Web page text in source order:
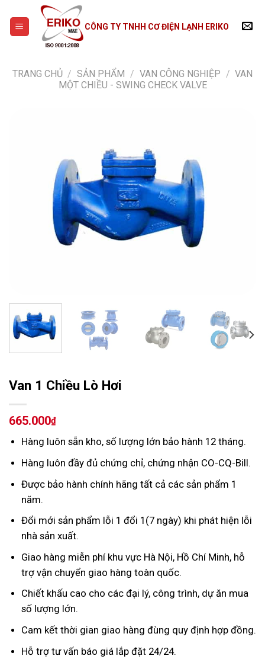
content
CÔNG TY TNHH CƠ ĐIỆN LẠNH ERIKO
TRANG CHỦ / SẢN PHẨM / VAN CÔNG NGHIỆP / VAN
MỘT CHIỀU - SWING CHECK VALVE
Van 1 Chiều Lò Hơi
665.000₫
Hàng luôn sẵn kho, số lượng lớn bảo hành 12 tháng.
Hàng luôn đầy đủ chứng chỉ, chứng nhận CO-CQ-Bill.
Được bảo hành chính hãng tất cả các sản phẩm 1
năm.
Đổi mới sản phẩm lỗi 1 đổi 1(7 ngày) khi phát hiện lỗi
nhà sản xuất.
Giao hàng miễn phí khu vực Hà Nội, Hồ Chí Minh, hỗ
trợ vận chuyển giao hàng toàn quốc.
Chiết khấu cao cho các đại lý, công trình, dự ăn mua
số lượng lớn.
Cam kết thời gian giao hàng đùng quy định hợp đồng.
Hỗ trợ tư vấn báo giá lắp đặt 24/24.